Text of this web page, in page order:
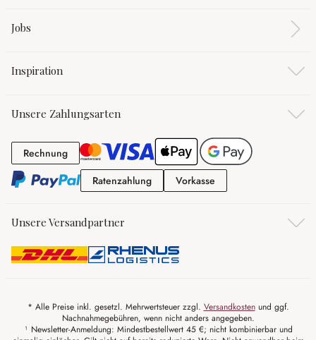
Jobs
Inspiration
Unsere Zahlungsarten
RechnungRechnung
RatenzahlungRatenzahlung
Vorkasse
Unsere Versandpartner
* Alle Preise inkl. gesetzl. Mehrwertsteuer zzgl. Versandkostenund ggf.
Nachnahmegebühren, wenn nicht anders angegeben.
¹ Newsletter-Anmeldung: Mindestbestellwert 45 €; nicht kombinierbar und